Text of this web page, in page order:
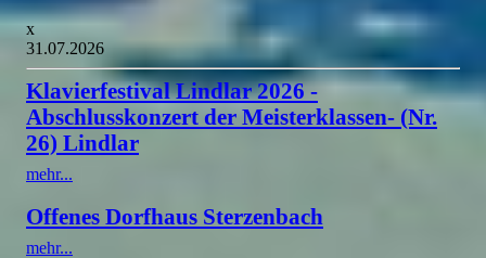
x
31.07.2026
Klavierfestival Lindlar 2026 -
Abschlusskonzert der Meisterklassen- (Nr.
26) Lindlar
mehr...
Offenes Dorfhaus Sterzenbach
mehr...